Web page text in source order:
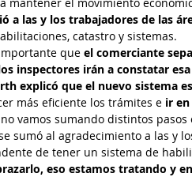
a las y los trabajadores de las
catastro y sistemas.
que el comerciante
inspectores irán a constatar
explicó que el nuevo sistema
más eficiente los trámites e ir
vamos sumando distintos pasos
sumó al agradecimiento a las y
de tener un sistema de
eso estamos tratando y